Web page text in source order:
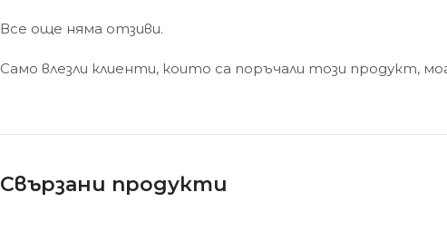
Все още няма отзиви.
Само влезли клиенти, които са поръчали този продукт,
Свързани продукти